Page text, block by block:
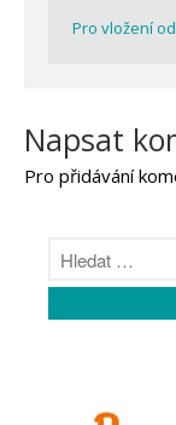
Pro vložení
Napsat
Pro přidávání